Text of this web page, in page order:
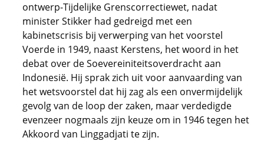
ontwerp-Tijdelijke Grenscorrectiewet, nadat
minister Stikker had gedreigd met een
kabinetscrisis bij verwerping van het voorstel
Voerde in 1949, naast Kerstens, het woord in het
debat over de Soevereiniteitsoverdracht aan
Indonesië. Hij sprak zich uit voor aanvaarding van
het wetsvoorstel dat hij zag als een onvermijdelijk
gevolg van de loop der zaken, maar verdedigde
evenzeer nogmaals zijn keuze om in 1946 tegen het
Akkoord van Linggadjati te zijn.